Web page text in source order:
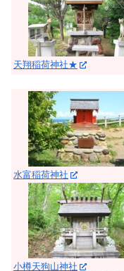
天翔稲荷神社★
水富稲荷神社
小樽天狗山神社